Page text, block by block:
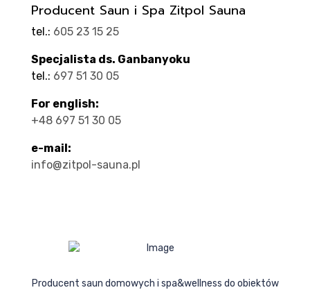
Producent Saun i Spa Zitpol Sauna
tel.: 605 23 15 25
Specjalista ds. Ganbanyoku
tel.: 697 51 30 05
For english:
+48 697 51 30 05
e-mail:
info@zitpol-sauna.pl
Producent saun domowych i spa&wellness do obiektów